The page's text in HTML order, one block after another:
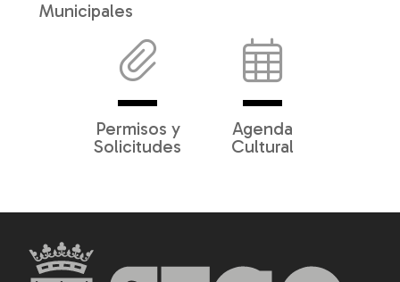
Municipales
Permisos y
Solicitudes
Agenda
Cultural